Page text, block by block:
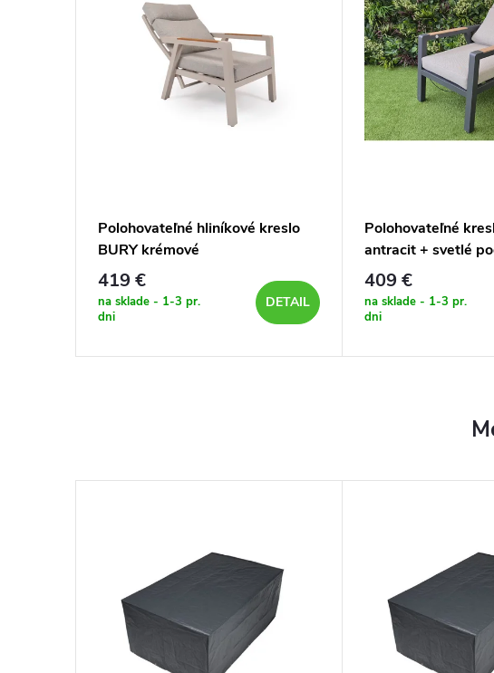
Polohovateľné hliníkové kreslo
BURY krémové
419 €
na sklade - 1-3 pr.
dni
DETAIL
Polohovateľné
antracit + svetlé
409 €
na sklade - 1-3 pr.
dni